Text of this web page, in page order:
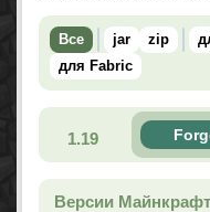
Все jar zip
для Fabric
1.19
Версии